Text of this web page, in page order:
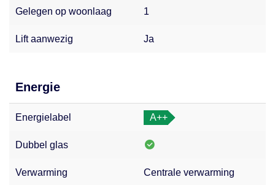
Gelegen op woonlaag 1
Lift aanwezig Ja
Energie
Energielabel A++
Dubbel glas
Verwarming Centrale verwarming